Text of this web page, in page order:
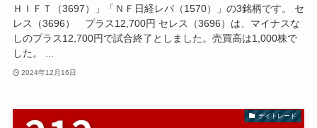
ＨＩＦＴ（3697）」「ＮＦ日経レバ（1570）」の3銘柄です。 セ
レス（3696） プラス12,700円 セレス（3696）は、マイナスな
しのプラス12,700円で試合終了としました。売買高は1,000株で
した。 ...
2024年12月16日
デイトレード